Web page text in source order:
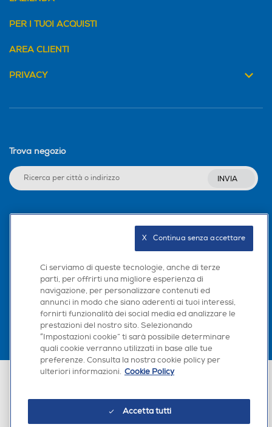
PER I TUOI ACQUISTI
AREA CLIENTI
PRIVACY
Trova negozio
INVIA
Scarica la nostra app
Euronics Italia SpA. Sede legale Via Montefeltro, 6/a 20156 Milano
Ci serviamo di queste tecnologie, anche di terze
parti, per offrirti una migliore esperienza di
navigazione, per personalizzare contenuti ed
annunci in modo che siano aderenti ai tuoi interessi,
fornirti funzionalità dei social media ed analizzare le
prestazioni del nostro sito. Selezionando
“Impostazioni cookie” ti sarà possibile determinare
quali cookie verranno utilizzati in base alle tue
preferenze. Consulta la nostra cookie policy per
ulteriori informazioni. Cookie Policy
Accetta tutti
X   Continua senza accettare